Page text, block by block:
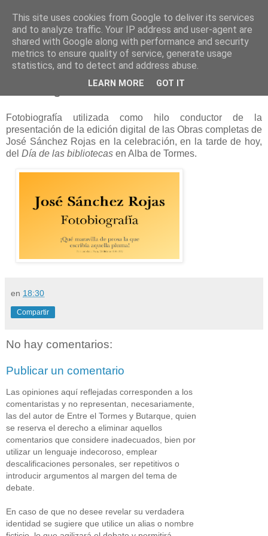
Fotobiografía
Fotobiografía utilizada como hilo conductor de la
presentación de la edición digital de las Obras completas de
José Sánchez Rojas en la celebración, en la tarde de hoy,
del Día de las bibliotecas en Alba de Tormes.
en 18:30
Compartir
No hay comentarios:
Publicar un comentario
Las opiniones aquí reflejadas corresponden a los
comentaristas y no representan, necesariamente,
las del autor de Entre el Tormes y Butarque, quien
se reserva el derecho a eliminar aquellos
comentarios que considere inadecuados, bien por
utilizar un lenguaje indecoroso, emplear
descalificaciones personales, ser repetitivos o
introducir argumentos al margen del tema de
debate.
En caso de que no desee revelar su verdadera
identidad se sugiere que utilice un alias o nombre
This site uses cookies from Google to deliver its services
and to analyze traffic. Your IP address and user-agent are
shared with Google along with performance and security
metrics to ensure quality of service, generate usage
statistics, and to detect and address abuse.
LEARN MORE GOT IT